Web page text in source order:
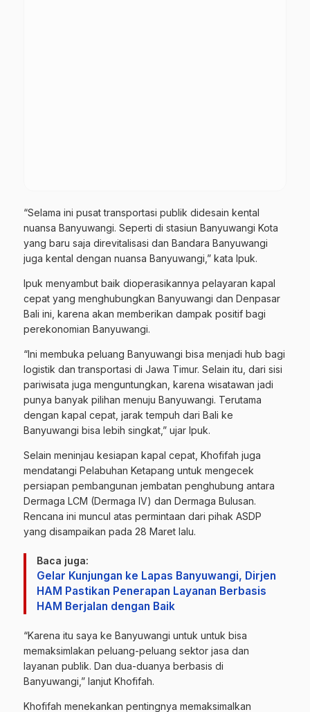
“Selama ini pusat transportasi publik didesain kental
nuansa Banyuwangi. Seperti di stasiun Banyuwangi Kota
yang baru saja direvitalisasi dan Bandara Banyuwangi
juga kental dengan nuansa Banyuwangi,” kata Ipuk.
Ipuk menyambut baik dioperasikannya pelayaran kapal
cepat yang menghubungkan Banyuwangi dan Denpasar
Bali ini, karena akan memberikan dampak positif bagi
perekonomian Banyuwangi.
“Ini membuka peluang Banyuwangi bisa menjadi hub bagi
logistik dan transportasi di Jawa Timur. Selain itu, dari sisi
pariwisata juga menguntungkan, karena wisatawan jadi
punya banyak pilihan menuju Banyuwangi. Terutama
dengan kapal cepat, jarak tempuh dari Bali ke
Banyuwangi bisa lebih singkat,” ujar Ipuk.
Selain meninjau kesiapan kapal cepat, Khofifah juga
mendatangi Pelabuhan Ketapang untuk mengecek
persiapan pembangunan jembatan penghubung antara
Dermaga LCM (Dermaga IV) dan Dermaga Bulusan.
Rencana ini muncul atas permintaan dari pihak ASDP
yang disampaikan pada 28 Maret lalu.
Baca juga:
Gelar Kunjungan ke Lapas Banyuwangi, Dirjen
HAM Pastikan Penerapan Layanan Berbasis
HAM Berjalan dengan Baik
“Karena itu saya ke Banyuwangi untuk untuk bisa
memaksimlakan peluang-peluang sektor jasa dan
layanan publik. Dan dua-duanya berbasis di
Banyuwangi,” lanjut Khofifah.
Khofifah menekankan pentingnya memaksimalkan